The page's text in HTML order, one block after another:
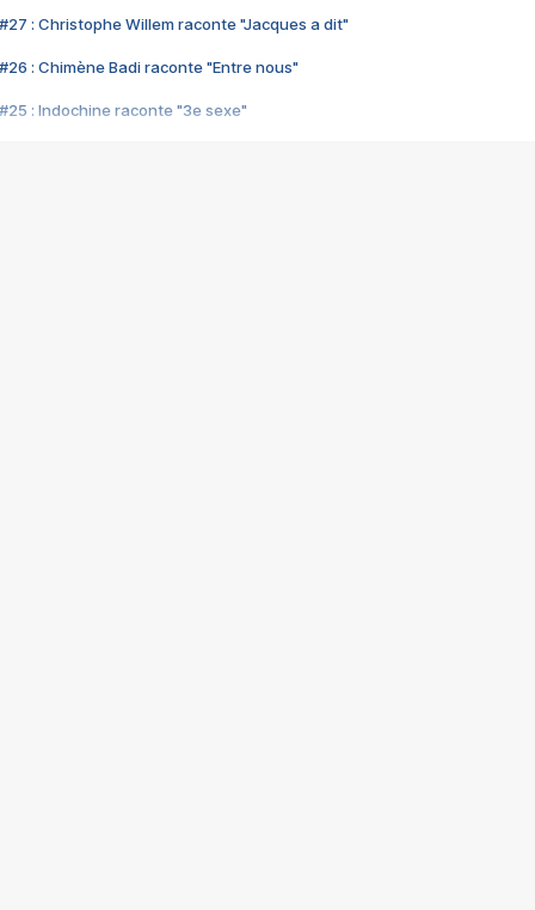
#27 : Christophe Willem raconte "Jacques a dit"
#26 : Chimène Badi raconte "Entre nous"
#25 : Indochine raconte "3e sexe"